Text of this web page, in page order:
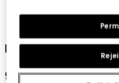
1
Legging ponto
9,95 €